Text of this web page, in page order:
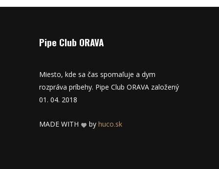
Pipe Club ORAVA
Miesto, kde sa čas spomaľuje a dym
rozpráva príbehy. Pipe Club ORAVA založený
01. 04. 2018
MADE WITH by huco.sk